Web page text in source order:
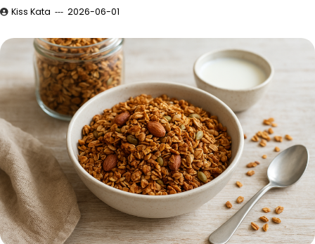
Kiss Kata 2026-06-01